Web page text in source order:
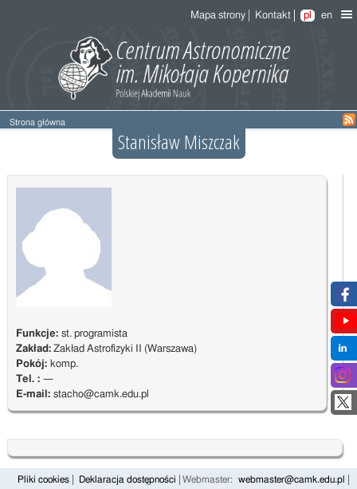
Mapa strony Kontakt pl en
Strona główna
Stanisław Miszczak
Funkcje: st. programista
Zakład:Zakład Astrofizyki II (Warszawa)
Pokój: komp.
Tel. : —
E-mail: stacho@camk.edu.pl
Pliki cookies Deklaracja dostępności Webmaster:
webmaster@camk.edu.pl